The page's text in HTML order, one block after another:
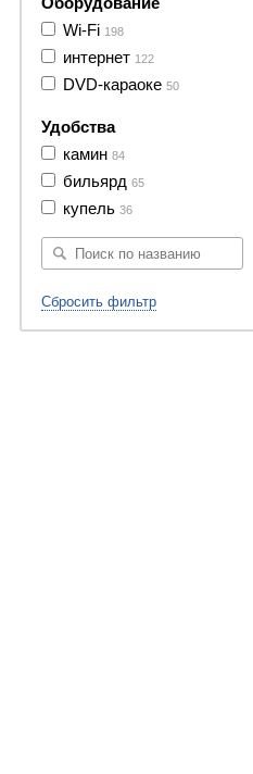
Wi-Fi 198
интернет 122
DVD-караоке 50
Удобства
камин 84
бильярд 65
купель 36
Сбросить фильтр